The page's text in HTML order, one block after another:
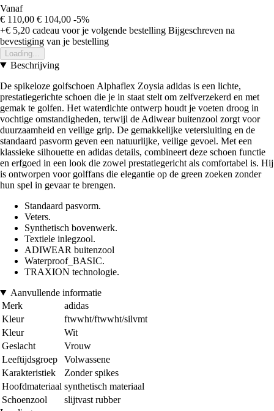
Vanaf
€ 110,00 € 104,00 -5%
+€ 5,20 cadeau voor je volgende bestelling Bijgeschreven na
bevestiging van je bestelling
Loading...
Beschrijving
De spikeloze golfschoen Alphaflex Zoysia adidas is een lichte,
prestatiegerichte schoen die je in staat stelt om zelfverzekerd en met
gemak te golfen. Het waterdichte ontwerp houdt je voeten droog in
vochtige omstandigheden, terwijl de Adiwear buitenzool zorgt voor
duurzaamheid en veilige grip. De gemakkelijke vetersluiting en de
standaard pasvorm geven een natuurlijke, veilige gevoel. Met een
klassieke silhouette en adidas details, combineert deze schoen functie
en erfgoed in een look die zowel prestatiegericht als comfortabel is. Hij
is ontworpen voor golffans die elegantie op de green zoeken zonder
hun spel in gevaar te brengen.
Standaard pasvorm.
Veters.
Synthetisch bovenwerk.
Textiele inlegzool.
ADIWEAR buitenzool
Waterproof_BASIC.
TRAXION technologie.
Aanvullende informatie
Merk
adidas
Kleur
ftwwht/ftwwht/silvmt
Kleur
Wit
Geslacht
Vrouw
Leeftijdsgroep
Volwassene
Karakteristiek
Zonder spikes
Hoofdmateriaal synthetisch materiaal
Schoenzool
slijtvast rubber